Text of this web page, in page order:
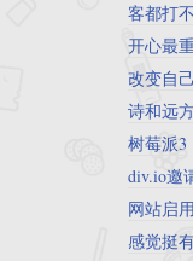
客都打
开心最
改变自己
诗和远
树莓派3
div.io邀
网站启
感觉挺